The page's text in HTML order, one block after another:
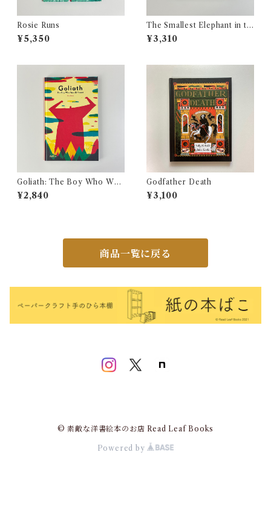
Rosie Runs
¥5,350
The Smallest Elephant in th
e World
¥3,310
Goliath: The Boy Who Was
Different
¥2,840
Godfather Death
¥3,100
商品一覧に戻る
© 素敵な洋書絵本のお店 Read Leaf Books
Powered by